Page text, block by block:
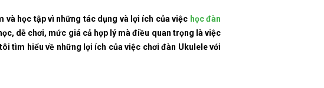
học tập vì những tác dụng và lợi ích của việc học đàn
dễ chơi, mức giá cả hợp lý mà điều quan trọng là việc
tìm hiểu về những lợi ích của việc chơi đàn Ukulele với